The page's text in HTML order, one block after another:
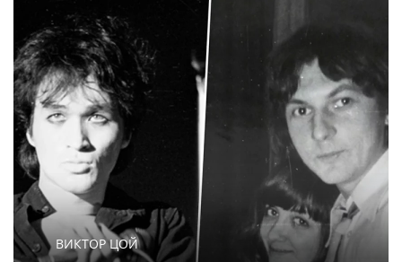
ВИКТОР ЦОЙ